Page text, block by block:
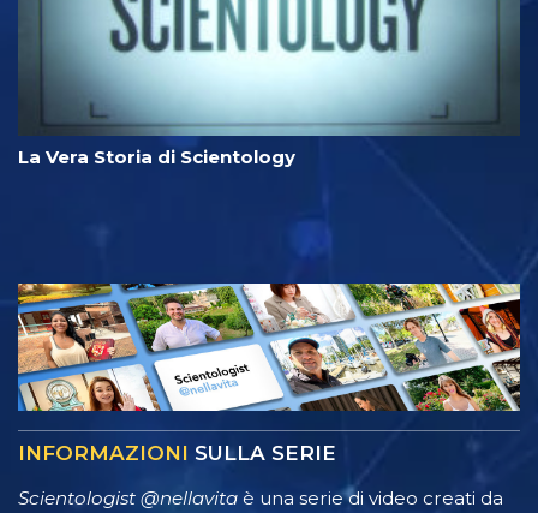
La Vera Storia di Scientology
INFORMAZIONI SULLA SERIE
Scientologist @nellavita è una serie di video creati da